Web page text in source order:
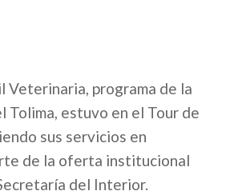
Veterinaria, programa de la
Tolima, estuvo en el Tour de
sus servicios en
de la oferta institucional
del Interior.